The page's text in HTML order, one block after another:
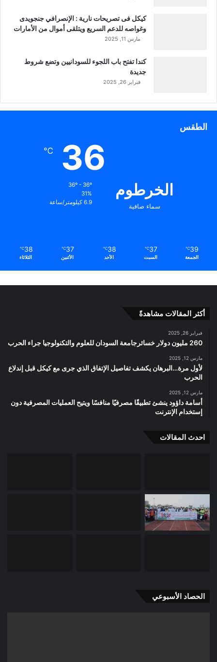
كيكل فى تصريحات نارية : الإنصرافي جنجويدى
وغواصه للدعم السريع ويتلقى أموال من الأمارات
مارس 11, 2025
كندا تفتح باب اللجوء للسودانيين وتضع شروط
جديدة
فبراير 26, 2025
الطقس
الخرطوم
سماء صافية
36
℃
31%
6.9 كيلومتر/ساعة
39
℃
الجمعة
37
℃
السبت
38
℃
الأحد
37
℃
الأثنين
38
℃
الثلاثاء
أكثر المقالات مشاهدةً
فبراير 26, 2025
260 مليون دولار خسائرجامعة السودان للعلوم والتكنولوجيا جراء الحرب
مارس 12, 2025
لأول مرة…البرهان يكشف تفاصيل الإتفاق الذي جرى مع كيكل قبل إندلاع
الحرب
مارس 12, 2025
أسامة داؤود ينشئ تطبيقًا مصرفيًا منافسًا ويتيح العمليات المصرفية دون
إستخدام الإنترنت
احدث المقالات
الحصاد الأسبوعي